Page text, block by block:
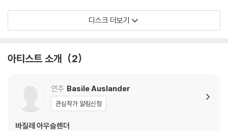
디스크 더보기
아티스트 소개 2
연주 Basile Auslander
관심작가 알림신청
바질레 아우슬렌더